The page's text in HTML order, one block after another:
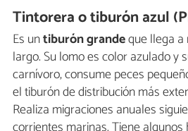
Tintorera o tiburón azul
Es untiburón grandeque llega
largo. Su lomo es color azulado y
carnívoro, consume peces
el tiburón de distribución más
Realiza migraciones anuales